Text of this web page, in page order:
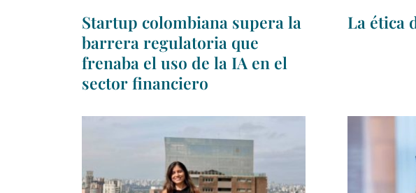
Startup colombiana supera la
barrera regulatoria que
frenaba el uso de la IA en el
sector financiero
La ética